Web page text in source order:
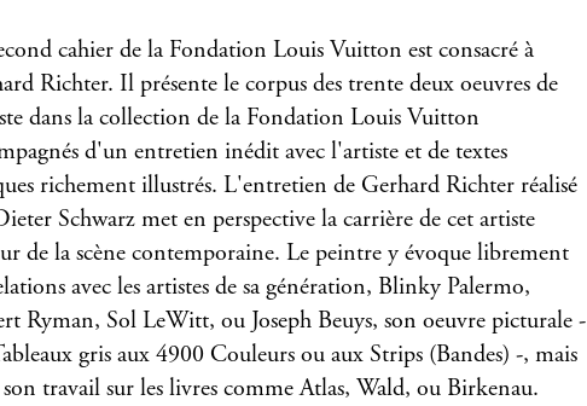
cahier de la Fondation Louis Vuitton est consacré à
Richter. Il présente le corpus des trente deux oeuvres de
dans la collection de la Fondation Louis Vuitton
d'un entretien inédit avec l'artiste et de textes
richement illustrés. L'entretien de Gerhard Richter réalisé
Schwarz met en perspective la carrière de cet artiste
de la scène contemporaine. Le peintre y évoque librement
avec les artistes de sa génération, Blinky Palermo,
Ryman, Sol LeWitt, ou Joseph Beuys, son oeuvre picturale -
gris aux 4900 Couleurs ou aux Strips (Bandes) -, mais
son travail sur les livres comme Atlas, Wald, ou Birkenau.